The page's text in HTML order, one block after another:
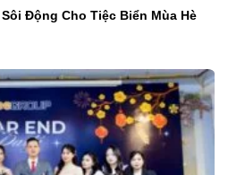
Động Cho Tiệc Biển Mùa Hè